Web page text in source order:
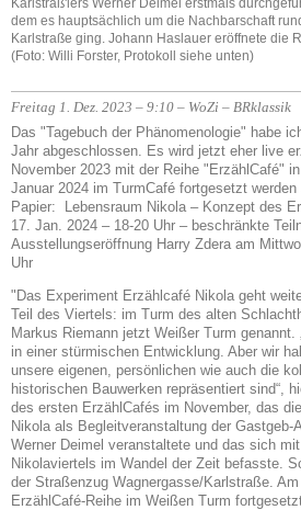
Karlstraß'lers Werner Deimel erstmals
dem es hauptsächlich um die Nachbarschaft
Karlstraße ging. Johann Haslauer eröffnete die
(Foto: Willi Forster, Protokoll siehe unten)
Freitag 1. Dez. 2023 – 9:10 – WoZi – BRklassik
Das "Tagebuch der Phänomenologie" habe
Jahr abgeschlossen. Es wird jetzt eher live
November 2023 mit der Reihe "ErzählCafé"
Januar 2024 im TurmCafé fortgesetzt
Papier:
Lebensraum Nikola – Konzept des
17. Jan. 2024 – 18-20 Uhr – beschränkte
Ausstellungseröffnung Harry Zdera am
Uhr
"Das Experiment Erzählcafé Nikola geht
Teil des Viertels: im Turm des alten
Markus Riemann jetzt Weißer Turm genannt.
in einer stürmischen Entwicklung. Aber wir
unsere eigenen, persönlichen wie auch die
historischen Bauwerken repräsentiert sind“,
des ersten ErzählCafés im November, das
Nikola als Begleitveranstaltung der
Werner Deimel veranstaltete und das sich
Nikolaviertels im Wandel der Zeit befasste.
der Straßenzug Wagnergasse/Karlstraße.
ErzählCafé-Reihe im Weißen Turm